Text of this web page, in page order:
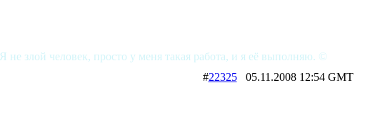
Я не злой человек, просто у меня такая работа, и я её выполняю. ©
#2232505.11.2008 12:54 GMT